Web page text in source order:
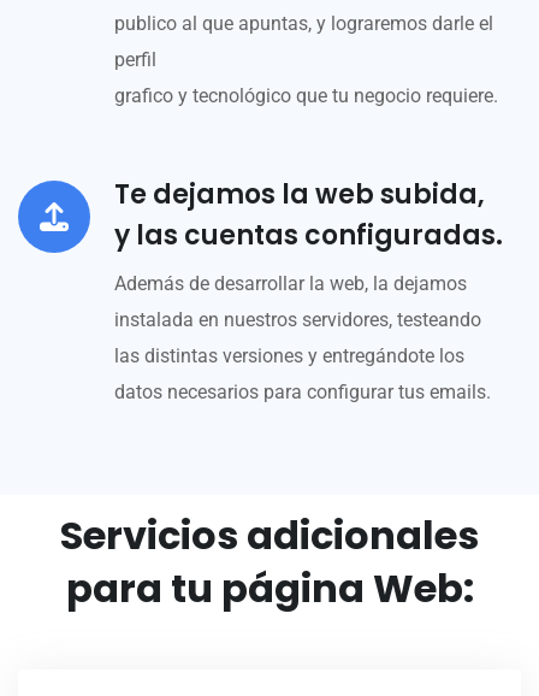
publico al que apuntas, y lograremos darle el
perfil
grafico y tecnológico que tu negocio requiere.
Te dejamos la web subida,
y las cuentas configuradas.
Además de desarrollar la web, la dejamos
instalada en nuestros servidores, testeando
las distintas versiones y entregándote los
datos necesarios para configurar tus emails.
Servicios adicionales
para tu página Web: